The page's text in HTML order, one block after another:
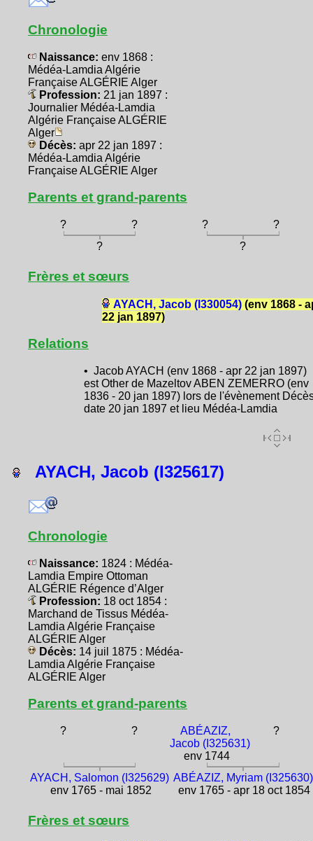
Chronologie
Naissance: env 1868 :
Médéa-Lamdia Algérie
Française ALGÉRIE Alger
Profession: 21 jan 1897 :
Journalier Médéa-Lamdia
Algérie Française ALGÉRIE
Alger
Décès: apr 22 jan 1897 :
Médéa-Lamdia Algérie
Française ALGÉRIE Alger
Parents et grand-parents
? ? ?
?
?
?
Frères et sœurs
AYACH, Jacob (I330054)(env 1868 -
22 jan 1897)
Relations
• Jacob AYACH (env 1868 - apr 22 jan 1897)
est Other de Mazeltov ABEN ZEMERRO (env
1836 - 20 jan 1897) lors de l'évènement
date 20 jan 1897 et lieu Médéa-Lamdia
AYACH, Jacob (I325617)
Chronologie
Naissance: 1824 : Médéa-
Lamdia Empire Ottoman
ALGÉRIE Régence d’Alger
Profession: 18 oct 1854 :
Marchand de Tissus Médéa-
Lamdia Algérie Française
ALGÉRIE Alger
Décès: 14 juil 1875 : Médéa-
Lamdia Algérie Française
ALGÉRIE Alger
Parents et grand-parents
? ?
ABÉAZIZ,
Jacob (I325631)
env 1744
?
AYACH, Salomon (I325629)
env 1765 - mai 1852
ABÉAZIZ, Myriam (I325630)
env 1765 - apr 18 oct 1854
Frères et sœurs